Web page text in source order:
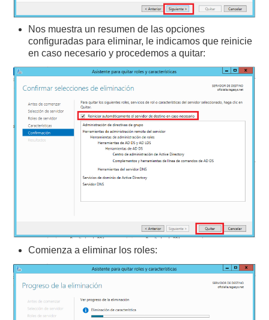
Nos muestra un resumen de las opciones
configuradas para eliminar, le indicamos que reinicie
en caso necesario y procedemos a quitar:
Comienza a eliminar los roles: